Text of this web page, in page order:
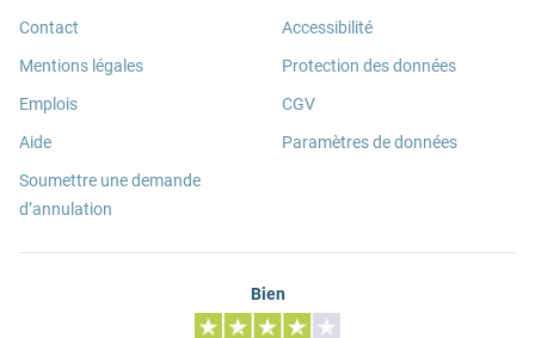
Contact
Mentions légales
Emplois
Aide
Soumettre une demande
d’annulation
Accessibilité
Protection des données
CGV
Paramètres de données
Bien